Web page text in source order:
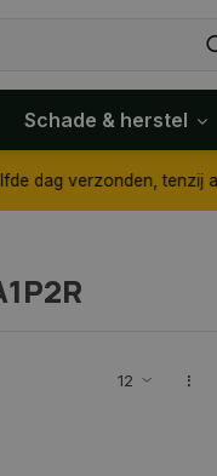
Schade & herstel
tenzij anders